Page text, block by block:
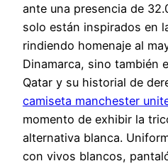
ante una presencia de
solo están inspirados en
rindiendo homenaje al
Dinamarca, sino también
Qatar y su historial de
camiseta manchester
momento de exhibir la
alternativa blanca.
con vivos blancos,